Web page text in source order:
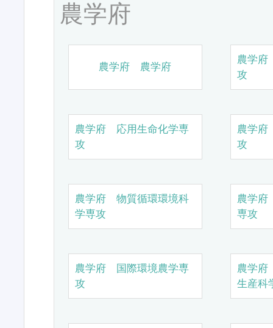
農学府
農学府 農学府
農学
攻
農学府 応用生命化学専
攻
農学
攻
農学府 物質循環環境科
学専攻
農学
専攻
農学府 国際環境農学専
攻
農学
生産科